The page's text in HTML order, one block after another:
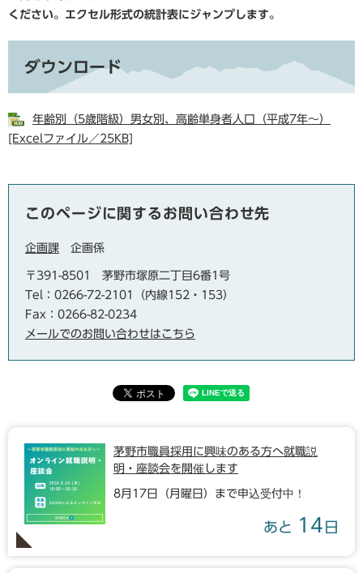
ください。エクセル形式の統計表にジャンプします。
ダウンロード
年齢別（5歳階級）男女別、高齢単身者人口（平成7年～）
[Excelファイル／25KB]
このページに関するお問い合わせ先
企画課 企画係
〒391-8501
茅野市塚原二丁目6番1号
Tel：0266-72-2101（内線152・153）
Fax：0266-82-0234
メールでのお問い合わせはこちら
茅野市職員採用に興味のある方へ就職説
明・座談会を開催します
8月17日（月曜日）まで申込受付中！
あと 14 日